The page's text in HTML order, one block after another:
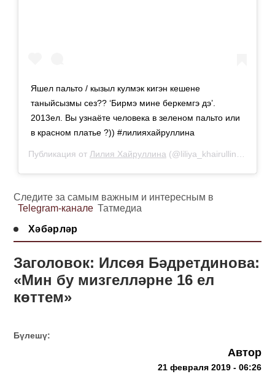
Яшел пальто / кызыл кулмэк кигэн кешене
таныйсызмы сез?? ‘Бирмэ мине беркемгэ дэ’.
2013ел. Вы узнаёте человека в зеленом пальто или
в красном платье ?)) #лилияхайруллина
Публикация от Лилия Хайруллина (@liliya_khairullina_official)
Следите за самым важным и интересным в
Telegram-канале Татмедиа
Хәбәрләр
Заголовок: Илсөя Бәдретдинова:
«Мин бу мизгелләрне 16 ел
көттем»
Бүлешү:
Автор
21 февраля 2019 - 06:26